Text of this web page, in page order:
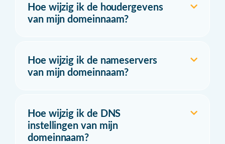
Hoe wijzig ik de houdergevens
van mijn domeinnaam?
Hoe wijzig ik de nameservers
van mijn domeinnaam?
Hoe wijzig ik de DNS
instellingen van mijn
domeinnaam?